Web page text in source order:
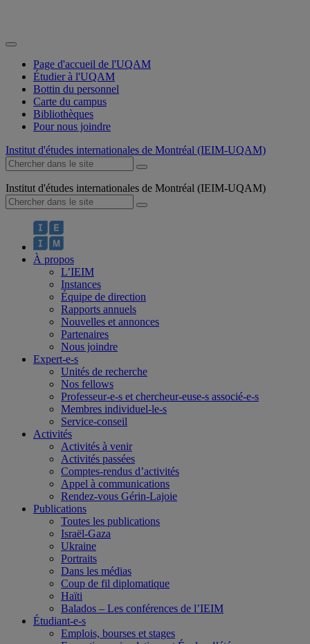
Page d'accueil de l'UQAM
Étudier à l'UQAM
Bottin du personnel
Carte du campus
Bibliothèques
Pour nous joindre
Institut d'études internationales de Montréal (IEIM-UQAM)
Institut d'études internationales de Montréal (IEIM-UQAM)
À propos
L’IEIM
Instances
Équipe de direction
Rapports annuels
Nouvelles et annonces
Partenaires
Nous joindre
Expert-e-s
Unités de recherche
Nos fellows
Professeur-e-s et chercheur-euse-s associé-e-s
Membres individuel-le-s
Service-conseil
Activités
Activités à venir
Activités passées
Comptes-rendus d’activités
Appel à communications
Rendez-vous Gérin-Lajoie
Publications
Toutes les publications
Israël-Gaza
Ukraine
Portraits
Dans les médias
Coup de fil diplomatique
Haïti
Balados – Les conférences de l’IEIM
Étudiant-e-s
Emplois, bourses et stages